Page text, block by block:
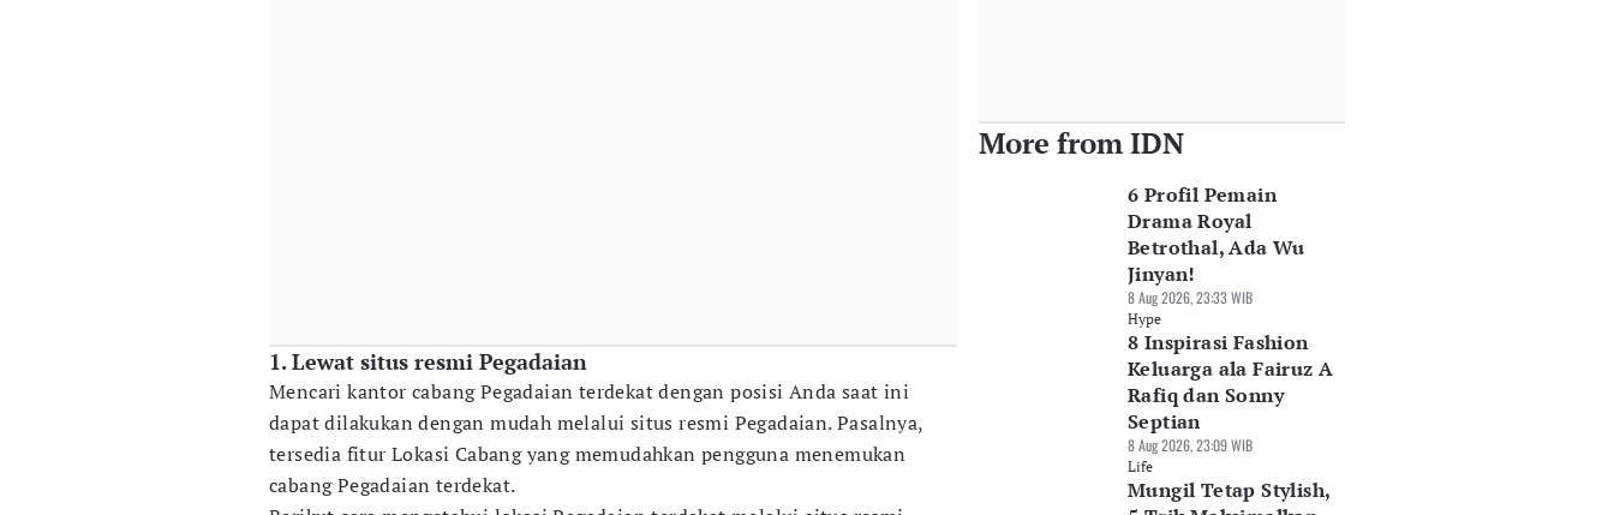
1. Lewat situs resmi Pegadaian
Mencari kantor cabang Pegadaian terdekat dengan posisi Anda saat ini
dapat dilakukan dengan mudah melalui situs resmi Pegadaian. Pasalnya,
tersedia fitur Lokasi Cabang yang memudahkan pengguna menemukan
cabang Pegadaian terdekat.
More from IDN
6 Profil Pemain
Drama Royal
Betrothal, Ada Wu
Jinyan!
8 Aug 2026, 23:33 WIB
Hype
8 Inspirasi Fashion
Keluarga ala Fairuz A
Rafiq dan Sonny
Septian
8 Aug 2026, 23:09 WIB
Life
Mungil Tetap Stylish,